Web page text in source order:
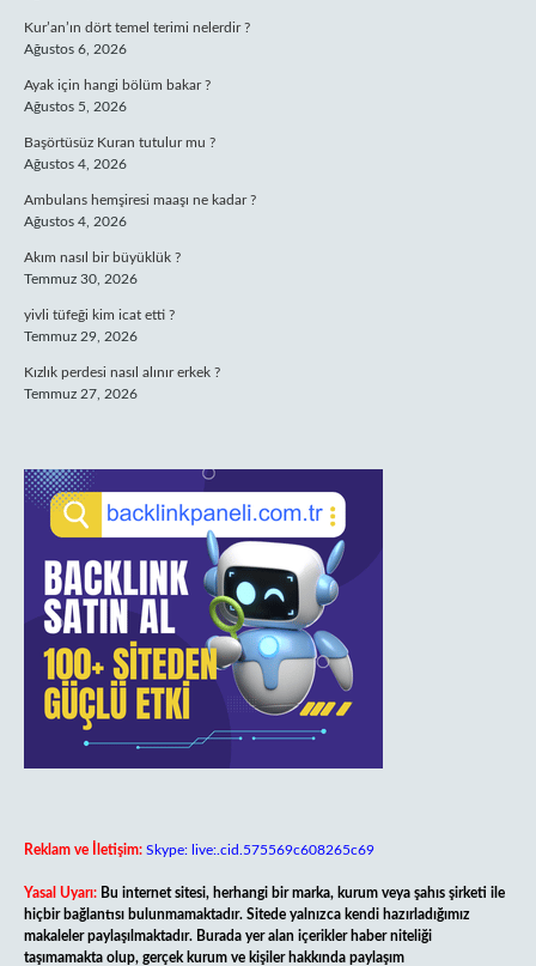
Kur’an’ın dört temel terimi nelerdir ?
Ağustos 6, 2026
Ayak için hangi bölüm bakar ?
Ağustos 5, 2026
Başörtüsüz Kuran tutulur mu ?
Ağustos 4, 2026
Ambulans hemşiresi maaşı ne kadar ?
Ağustos 4, 2026
Akım nasıl bir büyüklük ?
Temmuz 30, 2026
yivli tüfeği kim icat etti ?
Temmuz 29, 2026
Kızlık perdesi nasıl alınır erkek ?
Temmuz 27, 2026
Reklam ve İletişim: Skype: live:.cid.575569c608265c69
Yasal Uyarı: Bu internet sitesi, herhangi bir marka, kurum veya şahıs şirketi ile
hiçbir bağlantısı bulunmamaktadır. Sitede yalnızca kendi hazırladığımız
makaleler paylaşılmaktadır. Burada yer alan içerikler haber niteliği
taşımamakta olup, gerçek kurum ve kişiler hakkında paylaşım